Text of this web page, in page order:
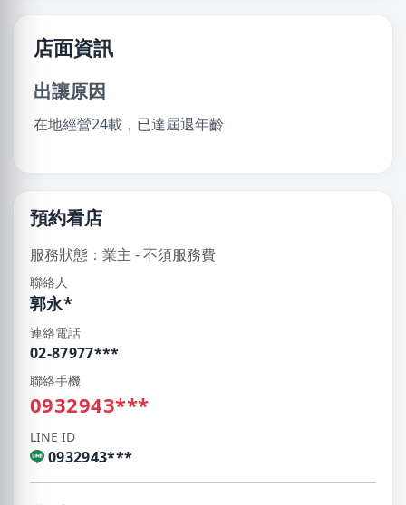
店面資訊
出讓原因
在地經營24載，已達屆退年齡
預約看店
服務狀態：業主 - 不須服務費
聯絡人
郭永*
連絡電話
02-87977***
聯絡手機
0932943***
LINE ID
0932943***